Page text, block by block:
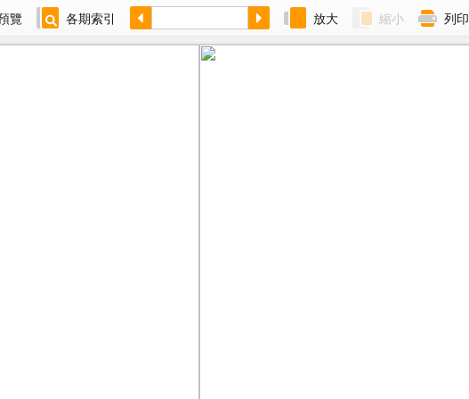
覽 各期索引 放大 縮小 列印